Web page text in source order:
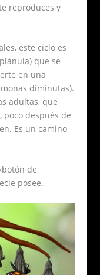
reproduces y
este ciclo es
que se
en una
diminutas).
adultas, que
poco después de
Es un camino
de
posee.